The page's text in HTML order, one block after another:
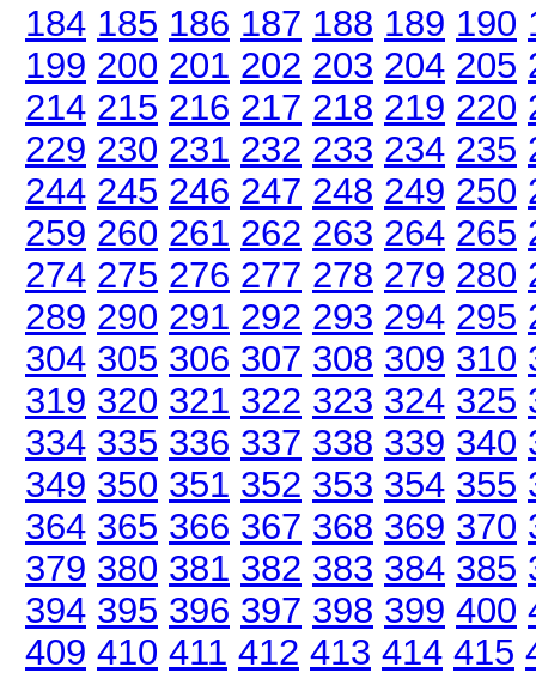
184 185 186 187 188 189 190
199 200 201 202 203 204 205
214 215 216 217 218 219 220
229 230 231 232 233 234 235
244 245 246 247 248 249 250
259 260 261 262 263 264 265
274 275 276 277 278 279 280
289 290 291 292 293 294 295
304 305 306 307 308 309 310
319 320 321 322 323 324 325
334 335 336 337 338 339 340
349 350 351 352 353 354 355
364 365 366 367 368 369 370
379 380 381 382 383 384 385
394 395 396 397 398 399 400
409 410 411 412 413 414 415